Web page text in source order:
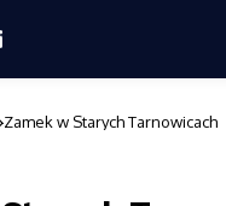
Zamek w Starych Tarnowicach